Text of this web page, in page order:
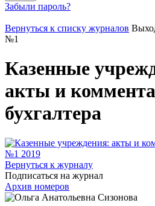
Забыли пароль?
Вернуться к списку журналов
№1
Казенные
акты и
бухгалтера
Вернуться к журналу
Подписаться на журнал
Архив номеров